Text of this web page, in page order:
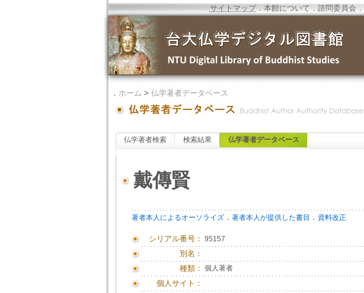
サイトマップ．本館について．諮問委員会．
． ホーム > 仏学著者データベース
仏学著者検索 検索結果 仏学著者データベース
戴傳賢
著者本人によるオーソライズ． 著者本人が提供した書目 ． 資料改正
シリアル番号： 95157
別名：
種類： 個人著者
個人サイト：